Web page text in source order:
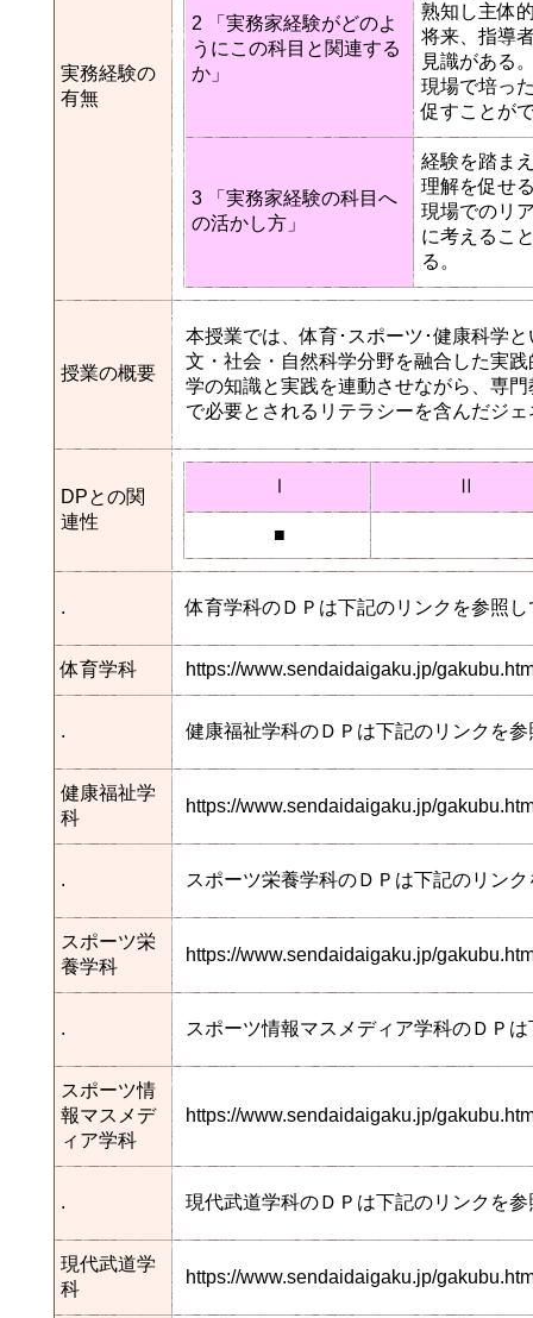
実務経験の
有無
2 「実務家経験がどのよ
うにこの科目と関連する
か」
熟知し主体
将来、指導
見識がある
現場で培っ
促すことが
3 「実務家経験の科目へ
の活かし方」
経験を踏ま
理解を促せ
現場でのリ
に考えるこ
る。
授業の概要
本授業では、体育･スポーツ･健康科学
文・社会・自然科学分野を融合した実
学の知識と実践を連動させながら、専
で必要とされるリテラシーを含んだジ
DPとの関
連性
Ⅰ Ⅱ
■
. 体育学科のＤＰは下記のリンクを参照
体育学科 https://www.sendaidaigaku.jp/
. 健康福祉学科のＤＰは下記のリンクを
健康福祉学
科
https://www.sendaidaigaku.jp/
. スポーツ栄養学科のＤＰは下記のリン
スポーツ栄
養学科
https://www.sendaidaigaku.jp/
. スポーツ情報マスメディア学科のＤＰ
スポーツ情
報マスメデ
ィア学科
https://www.sendaidaigaku.jp/
. 現代武道学科のＤＰは下記のリンクを
現代武道学
科
https://www.sendaidaigaku.jp/